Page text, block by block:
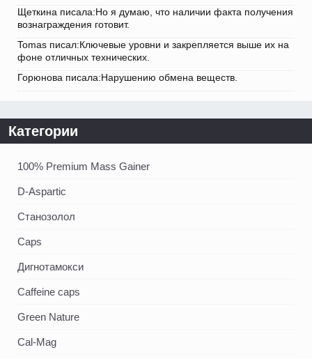
Щеткина писала:Но я думаю, что наличии факта получения
вознаграждения готовит.
Tomas писал:Ключевые уровни и закрепляется выше их на
фоне отличных технических.
Горюнова писала:Нарушению обмена веществ.
Категории
100% Premium Mass Gainer
D-Aspartic
Станозолол
Caps
Дигнотамокси
Caffeine caps
Green Nature
Cal-Mag